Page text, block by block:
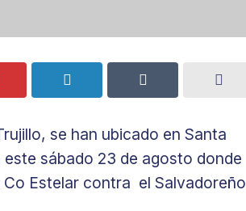
se han ubicado en Santa
sábado 23 de agosto donde
Estelar contra el Salvadoreño